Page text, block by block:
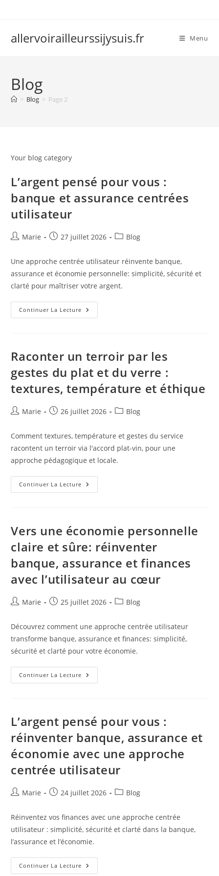
allervoirailleurssijysuis.fr Menu
Blog
> Blog > Page 2
Your blog category
L’argent pensé pour vous :
banque et assurance centrées
utilisateur
Auteur/autrice
la
publication :
Marie
Publication
27 juillet 2026
PostBlog
Une approche centrée utilisateur réinvente banque,
assurance et économie personnelle: simplicité, sécurité et
clarté pour maîtriser votre argent.
Continuer La Lecture L’argent
Pensé
Et
Assurance
Utilisateur
Raconter un terroir par les
gestes du plat et du verre :
textures, température et éthique
Auteur/autrice
la
publication :
Marie
Publication
26 juillet 2026
PostBlog
Comment textures, température et gestes du service
racontent un terroir via l'accord plat-vin, pour une
approche pédagogique et locale.
Continuer La Lecture Raconter
Un
Plat
Du
Verre
:
Textures,
Et
Éthique
Vers une économie personnelle
claire et sûre: réinventer
banque, assurance et finances
avec l’utilisateur au cœur
Auteur/autrice
la
publication :
Marie
Publication
25 juillet 2026
PostBlog
Découvrez comment une approche centrée utilisateur
transforme banque, assurance et finances: simplicité,
sécurité et clarté pour votre économie.
Continuer La Lecture Vers
Une
Sûre:
Réinventer
Banque,
Assurance
Et
Finances
Avec
L’utilisateur
Au
Cœur
L’argent pensé pour vous :
réinventer banque, assurance et
économie avec une approche
centrée utilisateur
Auteur/autrice
la
publication :
Marie
Publication
24 juillet 2026
PostBlog
Réinventez vos finances avec une approche centrée
utilisateur : simplicité, sécurité et clarté dans la banque,
l’assurance et l’économie.
Continuer La Lecture L’argent
Pensé